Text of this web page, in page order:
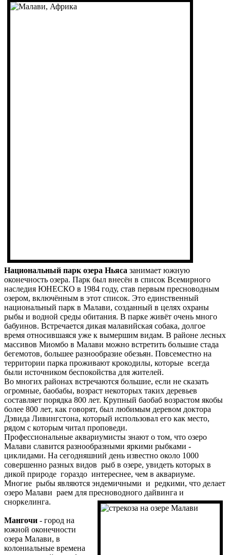
Национальный парк озера Ньяса занимает южную
оконечность озера. Парк был внесён в список Всемирного
наследия ЮНЕСКО в 1984 году, став первым пресноводным
озером, включённым в этот список. Это единственный
национальный парк в Малави, созданный в целях охраны
рыбы и водной среды обитания. В парке живёт очень много
бабуинов. Встречается дикая малавийская собака, долгое
время относившаяся уже к вымершим видам. В районе лесных
массивов Миомбо в Малави можно встретить большие стада
бегемотов, большее разнообразие обезьян. Повсеместно на
территории парка проживают крокодилы, которые всегда
были источником беспокойства для жителей.
Во многих районах встречаются большие, если не сказать
огромные, баобабы, возраст некоторых таких деревьев
составляет порядка 800 лет. Крупный баобаб возрастом якобы
более 800 лет, как говорят, был любимым деревом доктора
Дэвида Ливингстона, который использовал его как место,
рядом с которым читал проповеди.
Профессиональные аквариумисты знают о том, что озеро
Малави славится разнообразными яркими рыбками -
циклидами. На сегодняшний день известно около 1000
совершенно разных видов рыб в озере, увидеть которых в
дикой природе гораздо интереснее, чем в аквариуме.
Многие рыбы являются эндемичными и редкими, что делает
озеро Малави раем для пресноводного дайвинга и
сноркелинга.
Мангочи - город на
южной оконечности
озера Малави, в
колониальные времена